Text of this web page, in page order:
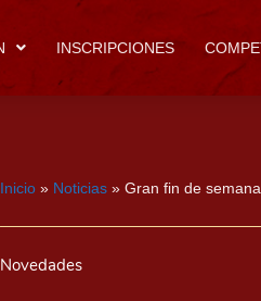
INSCRIPCIONES
Inicio » Noticias » Gran fin de
Novedades